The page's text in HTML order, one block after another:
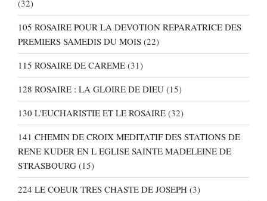
(32)
105 ROSAIRE POUR LA DEVOTION REPARATRICE DES
PREMIERS SAMEDIS DU MOIS (22)
115 ROSAIRE DE CAREME (31)
128 ROSAIRE : LA GLOIRE DE DIEU (15)
130 L'EUCHARISTIE ET LE ROSAIRE (32)
141 CHEMIN DE CROIX MEDITATIF DES STATIONS DE
RENE KUDER EN L EGLISE SAINTE MADELEINE DE
STRASBOURG (15)
224 LE COEUR TRES CHASTE DE JOSEPH (3)